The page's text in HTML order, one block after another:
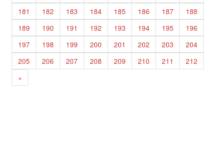
181
182 183 184 185 186 187
188
189
190 191 192 193 194 195
196
197
198 199 200 201 202 203
204
205
206 207 208 209 210 211
212
»